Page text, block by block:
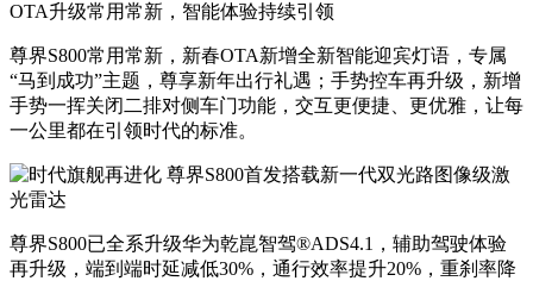
OTA升级常用常新，智能体验持续引领
尊界S800常用常新，新春OTA新增全新智能迎宾灯语，专属
“马到成功”主题，尊享新年出行礼遇； 手势控车再升级，新增
手势一挥关闭二排对侧车门功能，交互更便捷 、更优雅 ，让每
一公里都在引领时代的标准。
尊界S800已全系升级华为乾崑智驾®️ADS4.1， 辅助驾驶体验
再升级，端到端时延减低30% ，通行效率提升20% ，重刹率降